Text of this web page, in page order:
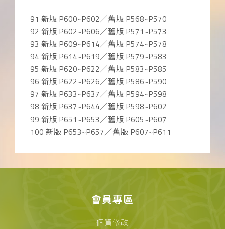
91 新版 P600~P602／舊版 P568~P570
92 新版 P602~P606／舊版 P571~P573
93 新版 P609~P614／舊版 P574~P578
94 新版 P614~P619／舊版 P579~P583
95 新版 P620~P622／舊版 P583~P585
96 新版 P622~P626／舊版 P586~P590
97 新版 P633~P637／舊版 P594~P598
98 新版 P637~P644／舊版 P598~P602
99 新版 P651~P653／舊版 P605~P607
100 新版 P653~P657／舊版 P607~P611
會員專區
個資修改